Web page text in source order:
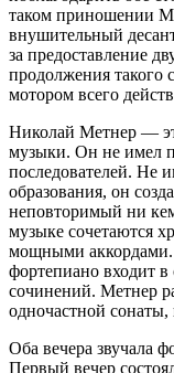
таком приношении
внушительный
за предоставление
продолжения такого
мотором всего
Николай Метнер —
музыки. Он не имел
последователей. Не
образования, он
неповторимый ни
музыке сочетаются
мощными аккордами.
фортепиано входит в
сочинений. Метнер
одночастной
Оба вечера звучала
Первый вечер